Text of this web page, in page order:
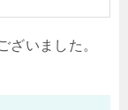
ざいました。